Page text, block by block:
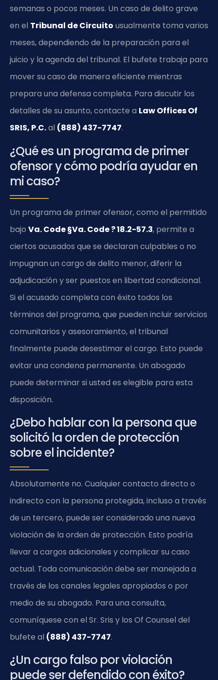
semanas o pocos meses. Un caso de delito grave
en el Tribunal de Circuito usualmente toma varios
meses, dependiendo de la preparación para el
juicio y la agenda del tribunal. El bufete trabaja para
mover su caso de manera eficiente mientras
prepara una defensa completa. Para discutir los
detalles de su asunto, contacte a Law Offices Of
SRIS, P.C.al (888) 437-7747.
¿Qué es un programa de primer
ofensor y cómo podría ayudar en
mi caso?
Un programa de primer ofensor, como el permitido
bajo Va. Code §Va. Code ? 18.2-57.3, permite a
ciertos acusados que se declaran culpables o no
impugnan un cargo de delito menor, diferir la
adjudicación y ser puestos en libertad condicional.
Si el acusado completa con éxito todos los
términos del programa, que pueden incluir servicios
comunitarios y asesoramiento, el tribunal
finalmente puede desestimar el cargo. Esto puede
evitar una condena permanente. Un abogado
puede determinar si usted es elegible para esta
disposición.
¿Debo hablar con la persona que
solicitó la orden de protección
sobre el incidente?
Absolutamente no. Cualquier contacto directo o
indirecto con la persona protegida, incluso a través
de un tercero, puede ser considerado una nueva
violación de la orden de protección. Esto podría
llevar a cargos adicionales y complicar su caso
actual. Toda comunicación debe ser manejada a
través de los canales legales apropiados o por
medio de su abogado. Para una consulta,
comuníquese con el Sr. Sris y los Of Counsel del
bufete al (888) 437-7747.
¿Un cargo falso por violación
puede ser defendido con éxito?